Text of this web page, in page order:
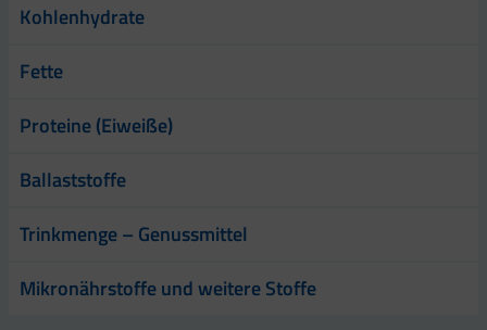
Kohlenhydrate
Fette
Proteine (Eiweiße)
Ballaststoffe
Trinkmenge – Genussmittel
Mikronährstoffe und weitere Stoffe